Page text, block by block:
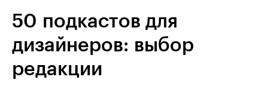
50 подкастов для
дизайнеров: выбор
редакции